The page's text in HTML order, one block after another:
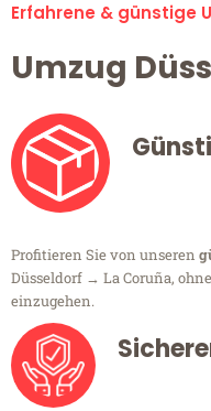
Erfahrene & günstige
Umzug
Profitieren Sie von unseren
Düsseldorf → La Coruña,
einzugehen.